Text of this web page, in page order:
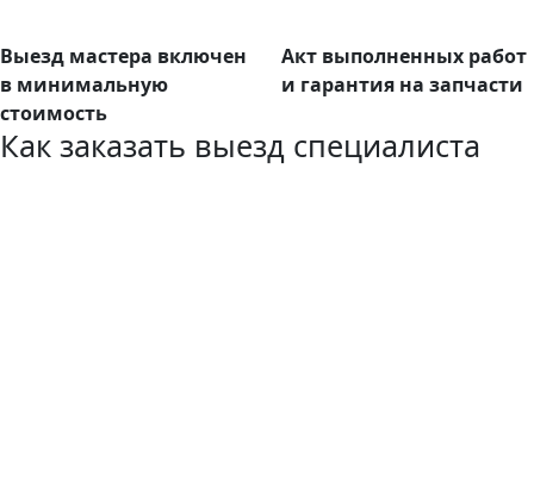
Выезд мастера включен
в минимальную
стоимость
Акт выполненных работ
и гарантия на запчасти
Как заказать выезд специалиста